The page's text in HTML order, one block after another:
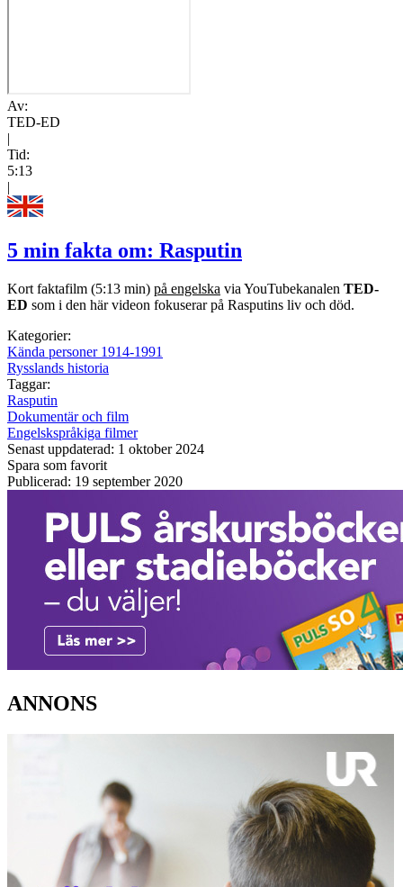
Av:
TED-ED
|
Tid:
5:13
|
5 min fakta om: Rasputin
Kort faktafilm (5:13 min) på engelska via YouTubekanalen TED-
ED som i den här videon fokuserar på Rasputins liv och död.
Kategorier:
Kända personer 1914-1991
Rysslands historia
Taggar:
Rasputin
Dokumentär och film
Engelskspråkiga filmer
Senast uppdaterad: 1 oktober 2024
Spara som favorit
Publicerad: 19 september 2020
ANNONS